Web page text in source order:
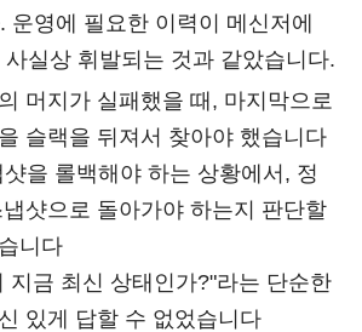
운영에 필요한 이력이 메신저에
실상 휘발되는 것과 같았습니다.
머지가 실패했을 때, 마지막으로
슬랙을 뒤져서 찾아야 했습니다
을 롤백해야 하는 상황에서, 정
샷으로 돌아가야 하는지 판단할
니다
지금 최신 상태인가?"라는 단순한
있게 답할 수 없었습니다